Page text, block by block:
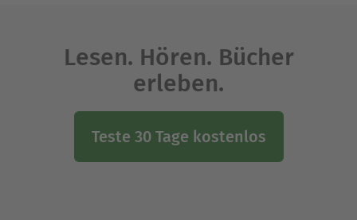
Lesen. Hören. Bücher
erleben.
Teste 30 Tage kostenlos